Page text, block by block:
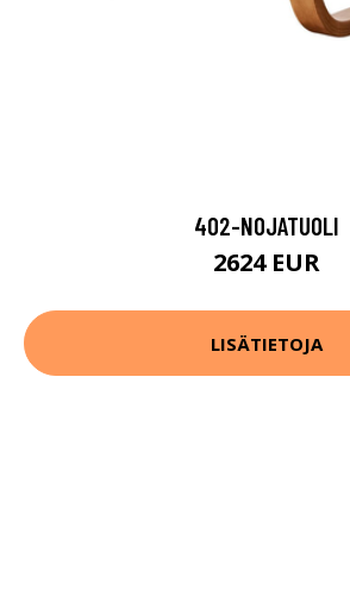
402-NOJATUOLI
2624 EUR
LISÄTIETOJA